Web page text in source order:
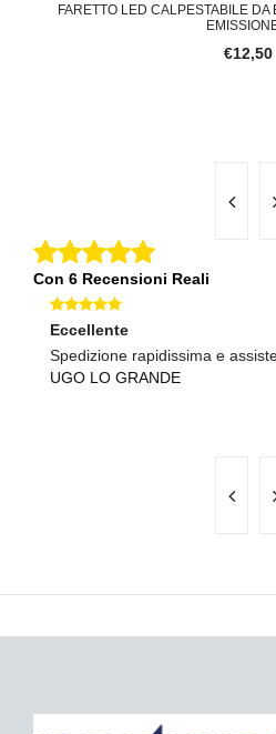
FARETTO LED CALPESTABILE
€12,50
Con 6 Recensioni Reali
Eccellente
Spedizione rapidissima e
UGO LO GRANDE